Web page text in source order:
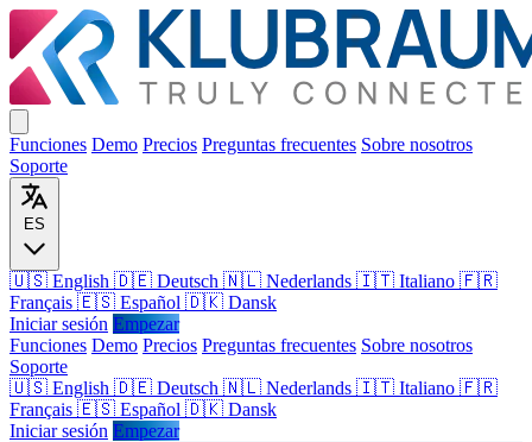
Funciones Demo Precios Preguntas frecuentes Sobre nosotros
Soporte
ES
🇺🇸 English 🇩🇪 Deutsch 🇳🇱 Nederlands 🇮🇹 Italiano 🇫🇷
Français 🇪🇸 Español 🇩🇰 Dansk
Iniciar sesión Empezar
Funciones Demo Precios Preguntas frecuentes Sobre nosotros
Soporte
🇺🇸 English 🇩🇪 Deutsch 🇳🇱 Nederlands 🇮🇹 Italiano 🇫🇷
Français 🇪🇸 Español 🇩🇰 Dansk
Iniciar sesión Empezar